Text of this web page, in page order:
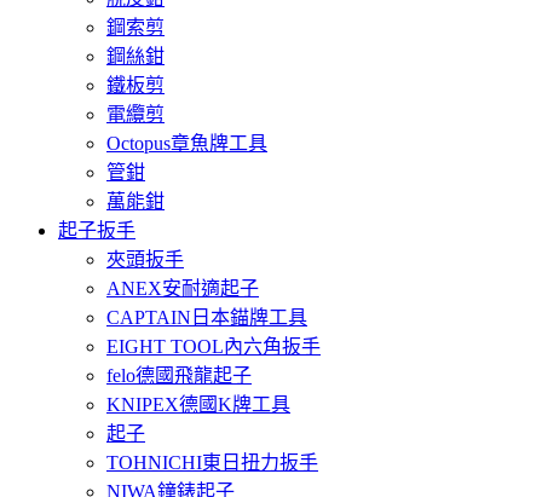
鋼索剪
鋼絲鉗
鐵板剪
電纜剪
Octopus章魚牌工具
管鉗
萬能鉗
起子扳手
夾頭扳手
ANEX安耐適起子
CAPTAIN日本錨牌工具
EIGHT TOOL內六角扳手
felo德國飛龍起子
KNIPEX德國K牌工具
起子
TOHNICHI東日扭力扳手
NIWA鐘錶起子